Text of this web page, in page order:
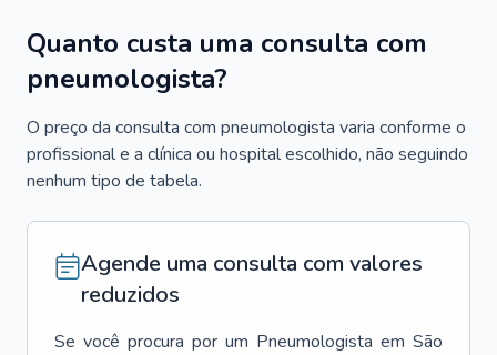
Quanto custa uma consulta com
pneumologista?
O preço da consulta com pneumologista varia conforme o
profissional e a clínica ou hospital escolhido, não seguindo
nenhum tipo de tabela.
Agende uma consulta com valores
reduzidos
Se você procura por um Pneumologista em São